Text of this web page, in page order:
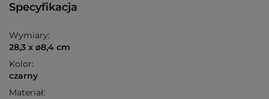
Specyfikacja
Wymiary:
28,3 x ø8,4 cm
Kolor:
czarny
Materiał: